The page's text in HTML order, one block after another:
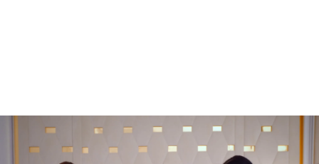
Los cotilleos entre las tres hermanas de los Jiménez sobre el novio de
Graciela: "Me tienes que dar detalles"
La Rebe: "Graciela tiene buen gusto"